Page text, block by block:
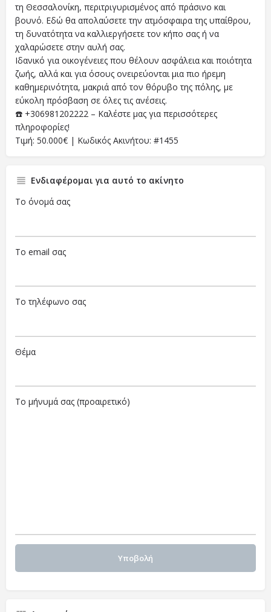
τη Θεσσαλονίκη, περιτριγυρισμένος από πράσινο και
βουνό. Εδώ θα απολαύσετε την ατμόσφαιρα της υπαίθρου,
τη δυνατότητα να καλλιεργήσετε τον κήπο σας ή να
χαλαρώσετε στην αυλή σας.
Ιδανικό για οικογένειες που θέλουν ασφάλεια και ποιότητα
ζωής, αλλά και για όσους ονειρεύονται μια πιο ήρεμη
καθημερινότητα, μακριά από τον θόρυβο της πόλης, με
εύκολη πρόσβαση σε όλες τις ανέσεις.
☎️ +306981202222 – Καλέστε μας για περισσότερες
πληροφορίες!
Τιμή: 50.000€ | Κωδικός Ακινήτου: #1455
Ενδιαφέρομαι για αυτό το ακίνητο
Το όνομά σας
Το email σας
Το τηλέφωνο σας
Θέμα
Το μήνυμά σας (προαιρετικό)